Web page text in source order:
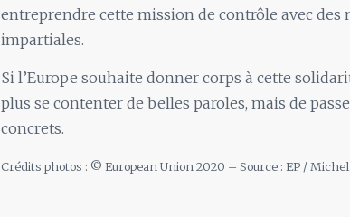
entreprendre cette mission de contrôle avec des
impartiales.
Si l’Europe souhaite donner corps à cette
plus se contenter de belles paroles, mais de
concrets.
Crédits photos : © European Union 2020 – Source : EP /